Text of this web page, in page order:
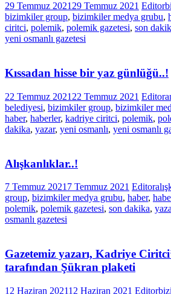
29 Temmuz 2021 29 Temmuz 2021 Editor
bizimkiler group, bizimkiler medya grubu,
ciritci, polemik, polemik gazetesi, son
yeni osmanlı gazetesi
Kıssadan hisse bir yaz günlüğü..!
22 Temmuz 2021 22 Temmuz 2021 Editor
belediyesi, bizimkiler group, bizimkiler
haber, haberler, kadriye ciritci, polemik,
dakika, yazar, yeni osmanlı, yeni osmanlı
Alışkanlıklar..!
7 Temmuz 2021 7 Temmuz 2021 Editor
group, bizimkiler medya grubu, haber,
polemik, polemik gazetesi, son dakika,
osmanlı gazetesi
Gazetemiz yazarı, Kadriye
tarafından Şükran plaketi
12 Haziran 202112 Haziran 2021 Editor